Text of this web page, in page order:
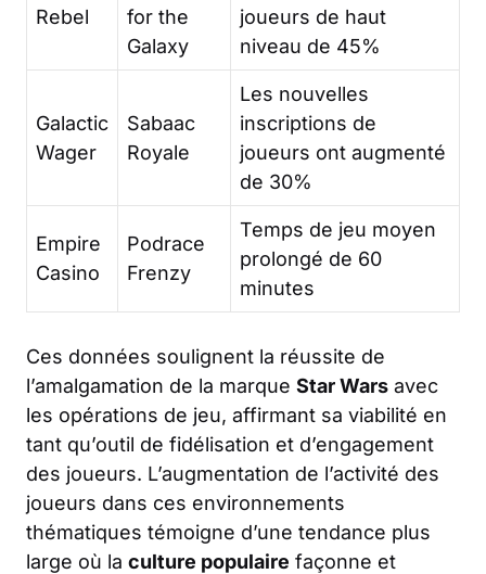
Rebel
for the
Galaxy
joueurs de haut
niveau de 45%
Galactic
Wager
Sabaac
Royale
Les nouvelles
inscriptions de
joueurs ont augmenté
de 30%
Empire
Casino
Podrace
Frenzy
Temps de jeu moyen
prolongé de 60
minutes
Ces données soulignent la réussite de
l’amalgamation de la marque Star Wars avec
les opérations de jeu, affirmant sa viabilité en
tant qu’outil de fidélisation et d’engagement
des joueurs. L’augmentation de l’activité des
joueurs dans ces environnements
thématiques témoigne d’une tendance plus
large où la culture populaire façonne et